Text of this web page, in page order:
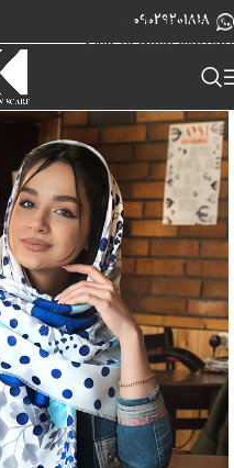
Skip to navigation
Skip to main content
09029201818